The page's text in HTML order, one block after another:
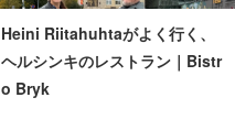
Heini Riitahuhtaがよく行く、
ヘルシンキのレストラン｜Bistr
o Bryk